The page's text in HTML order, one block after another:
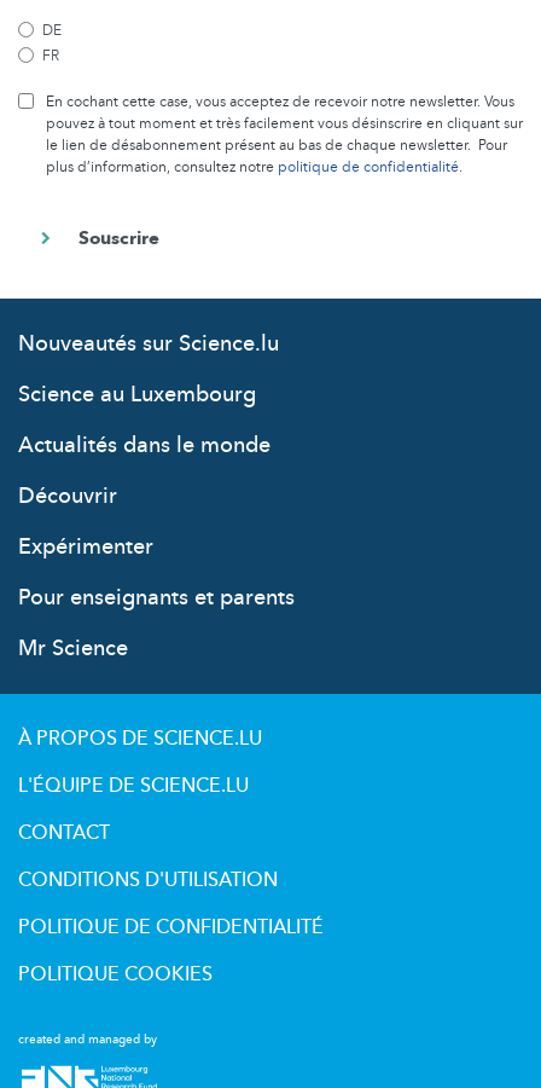
DE
FR
En cochant cette case, vous acceptez de recevoir notre newsletter. Vous
pouvez à tout moment et très facilement vous désinscrire en cliquant sur
le lien de désabonnement présent au bas de chaque newsletter. Pour
plus d’information, consultez notre politique de confidentialité.
Nouveautés sur Science.lu
Science au Luxembourg
Actualités dans le monde
Découvrir
Expérimenter
Pour enseignants et parents
Mr Science
created and managed by
À PROPOS DE SCIENCE.LU
L'ÉQUIPE DE SCIENCE.LU
CONTACT
CONDITIONS D'UTILISATION
POLITIQUE DE CONFIDENTIALITÉ
POLITIQUE COOKIES